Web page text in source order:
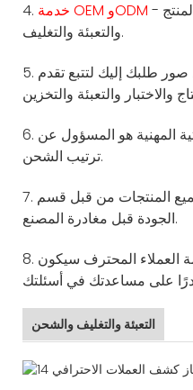
4. خدمة OEM وODM - تصميم خاص للقالب ووظيفة المنتج
والتعبئة والتغليف.
5. طلبك إليك لتتبع تقدم
6. المهنية هو المسؤول عن
ترتيب الشحن.
7. المنتجات من قبل قسم
الجودة قبل مغادرة المصنع.
8. العملاء المحترف سيكون
التعبئة والتغليف والشحن